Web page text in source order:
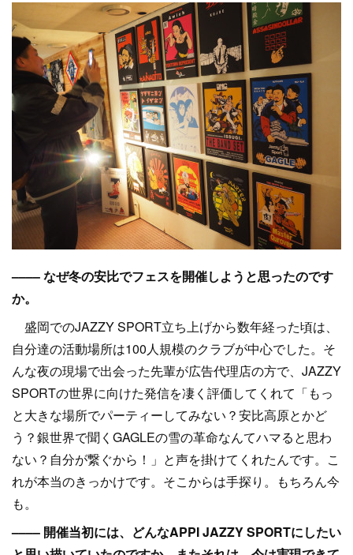
–––– なぜ冬の安比でフェスを開催しようと思ったのです
か。
盛岡でのJAZZY SPORT立ち上げから数年経った頃は、
自分達の活動場所は100人規模のクラブが中心でした。そ
んな夜の現場で出会った先輩が広告代理店の方で、JAZZY
SPORTの世界に向けた発信を凄く評価してくれて「もっ
と大きな場所でパーティーしてみない？安比高原とかど
う？銀世界で聞くGAGLEの雪の革命なんてハマると思わ
ない？自分が繋ぐから！」と声を掛けてくれたんです。こ
れが本当のきっかけです。そこからは手探り。もちろん今
も。
–––– 開催当初には、どんなAPPI JAZZY SPORTにしたい